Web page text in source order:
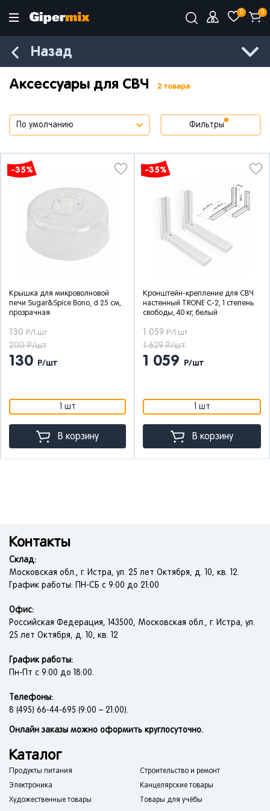
0 0
Назад
Аксессуары для СВЧ 2 товара
Фильтры
-35%
Крышка для микроволновой
печи Sugar&Spice Bono, d 25 см,
прозрачная
130 Р/1 шт
200 Р/шт
130 Р/шт
1 шт
В корзину
-35%
Кронштейн-крепление для СВЧ
настенный TRONE С-2, 1 степень
свободы, 40 кг, белый
1 059 Р/1 шт
1 629 Р/шт
1 059 Р/шт
1 шт
В корзину
Контакты
Склад:
Московская обл., г. Истра, ул. 25 лет Октября, д. 10, кв. 12.
График работы: ПН-СБ с 9:00 до 21:00
Офис:
Российская Федерация, 143500, Московская обл., г. Истра, ул.
25 лет Октября, д. 10, кв. 12
График работы:
Пн-Пт с 9:00 до 18:00.
Телефоны:
8 (495) 66-44-695 (9:00 – 21:00).
Онлайн заказы можно оформить круглосуточно.
Каталог
Продукты питания
Строительство и ремонт
Электроника
Канцелярские товары
Художественные товары
Товары для учёбы